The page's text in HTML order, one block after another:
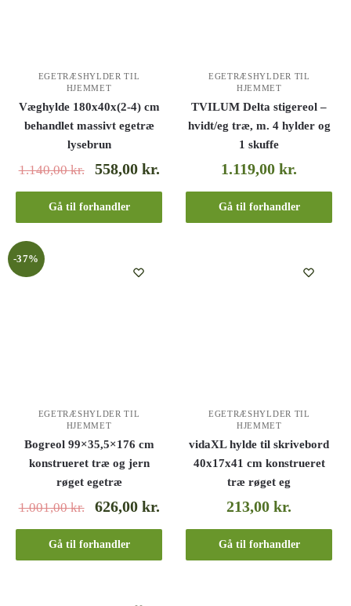
EGETRÆSHYLDER TIL
HJEMMET
Væghylde 180x40x(2-4) cm
behandlet massivt egetræ
lysebrun
1.140,00kr. 558,00 kr.
Gå til forhandler
EGETRÆSHYLDER TIL
HJEMMET
TVILUM Delta stigereol –
hvidt/eg træ, m. 4 hylder og
1 skuffe
1.119,00kr.
Gå til forhandler
-37%
EGETRÆSHYLDER TIL
HJEMMET
Bogreol 99×35,5×176 cm
konstrueret træ og jern
røget egetræ
1.001,00kr. 626,00 kr.
Gå til forhandler
EGETRÆSHYLDER TIL
HJEMMET
vidaXL hylde til skrivebord
40x17x41 cm konstrueret
træ røget eg
213,00kr.
Gå til forhandler